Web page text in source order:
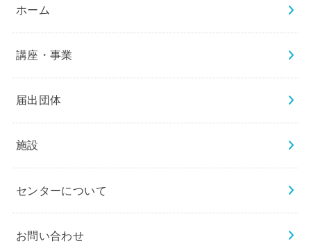
ホーム
講座・事業
届出団体
施設
センターについて
お問い合わせ